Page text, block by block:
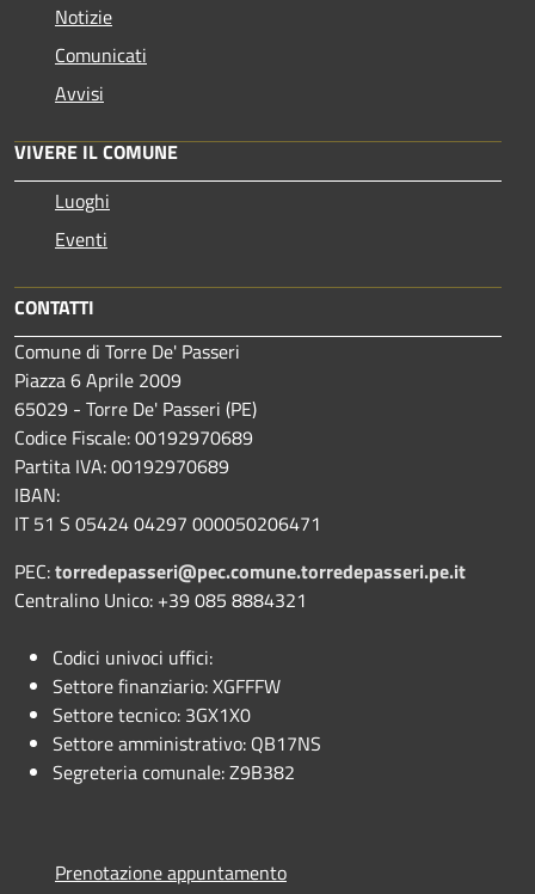
Notizie
Comunicati
Avvisi
VIVERE IL COMUNE
Luoghi
Eventi
CONTATTI
Comune di Torre De' Passeri
Piazza 6 Aprile 2009
65029 - Torre De' Passeri (PE)
Codice Fiscale: 00192970689
Partita IVA: 00192970689
IBAN:
IT 51 S 05424 04297 000050206471
PEC:torredepasseri@pec.comune.torredepasseri.pe.it
Centralino Unico: +39 085 8884321
Codici univoci uffici:
Settore finanziario: XGFFFW
Settore tecnico: 3GX1X0
Settore amministrativo: QB17NS
Segreteria comunale: Z9B382
Prenotazione appuntamento